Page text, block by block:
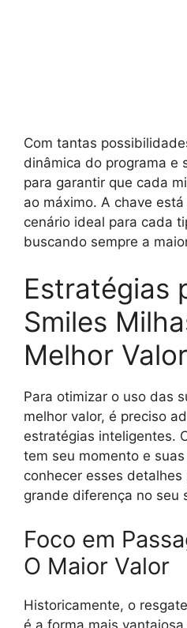
Com tantas
dinâmica do programa e
para garantir que cada
ao máximo. A chave
cenário ideal para cada
buscando sempre a
Estratégias
Smiles
Melhor Valor
Para otimizar o uso das
melhor valor, é preciso
estratégias inteligentes.
tem seu momento e
conhecer esses
grande diferença no seu
Foco em
O Maior Valor
Historicamente, o
é a forma mais